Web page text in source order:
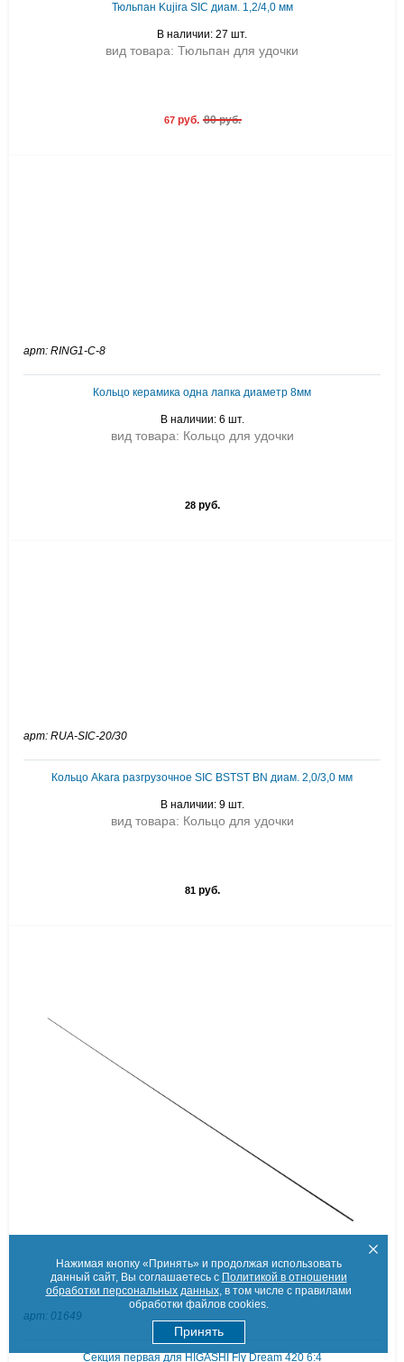
Тюльпан Kujira SIC диам. 1,2/4,0 мм
В наличии: 27 шт.
вид товара: Тюльпан для удочки
67руб. 80 руб.
арт: RING1-C-8
Кольцо керамика одна лапка диаметр 8мм
В наличии: 6 шт.
вид товара: Кольцо для удочки
28руб.
арт: RUA-SIC-20/30
Кольцо Akara разгрузочное SIC BSTST BN диам. 2,0/3,0 мм
В наличии: 9 шт.
вид товара: Кольцо для удочки
81руб.
арт: 01649
Секция первая для HIGASHI Fly Dream 420 6:4
Нажимая кнопку «Принять» и продолжая использовать
данный сайт, Вы соглашаетесь с Политикой в отношении
обработки персональных данных, в том числе с правилами
обработки файлов cookies.
Принять